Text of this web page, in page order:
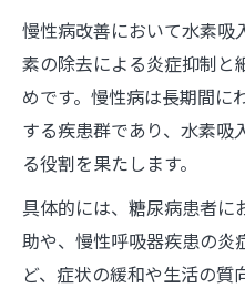
水素吸入による
爆発や不純物吸
効果ない噂の真相と
水素吸入 効果な
水素吸入が効果
慢性病改善で実
慢性病改善において水素吸
素の除去による炎症抑制と
めです。慢性病は長期間に
する疾患群であり、水素吸
る役割を果たします。
具体的には、糖尿病患者に
助や、慢性呼吸器疾患の炎
ど、症状の緩和や生活の質